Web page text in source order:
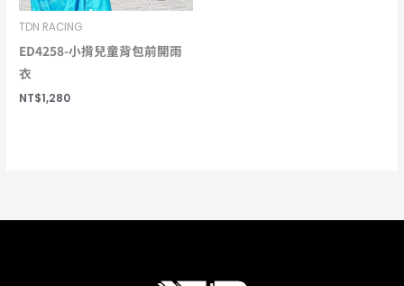
TDN RACING
ED4258-小揹兒童背包前開雨
衣
NT$1,280